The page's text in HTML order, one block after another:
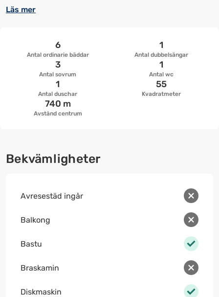
Läs mer
Antal ordinarie bäddar
6
Antal dubbelsängar
1
Antal sovrum
3
Antal wc
1
Antal duschar
1
Kvadratmeter
55
Avstånd centrum
740 m
Bekvämligheter
Avresestäd ingår
Balkong
Bastu
Braskamin
Diskmaskin